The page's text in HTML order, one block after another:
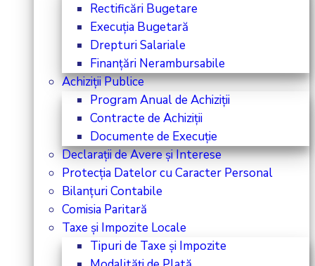
Rectificări Bugetare
Execuția Bugetară
Drepturi Salariale
Finanțări Nerambursabile
Achiziții Publice
Program Anual de Achiziții
Contracte de Achiziții
Documente de Execuție
Declarații de Avere și Interese
Protecția Datelor cu Caracter Personal
Bilanțuri Contabile
Comisia Paritară
Taxe și Impozite Locale
Tipuri de Taxe și Impozite